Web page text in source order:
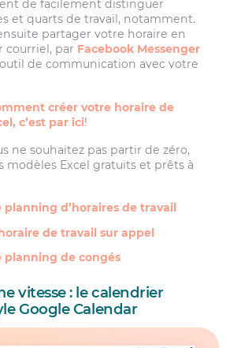
de facilement distinguer
et quarts de travail, notamment.
partager votre horaire en
courriel, par Facebook Messenger
de communication avec votre
créer votre horaire de
c’est par ici!
ne souhaitez pas partir de zéro,
modèles Excel gratuits et prêts à
planning d’horaires de travail
de travail sur appel
planning de congés
vitesse : le calendrier
Google Calendar